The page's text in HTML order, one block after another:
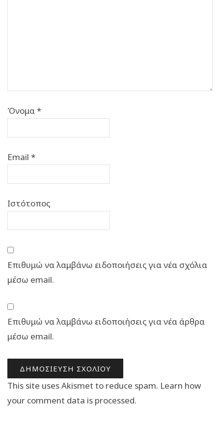
Όνομα*
Email *
Ιστότοπος
Επιθυμώ να λαμβάνω ειδοποιήσεις για νέα σχόλια
μέσω email.
Επιθυμώ να λαμβάνω ειδοποιήσεις για νέα άρθρα
μέσω email.
This site uses Akismet to reduce spam. Learn how
your comment data is processed.